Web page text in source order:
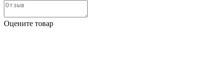
Оцените товар